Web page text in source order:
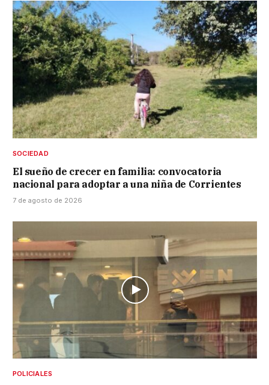
SOCIEDAD
El sueño de crecer en familia: convocatoria
nacional para adoptar a una niña de Corrientes
7 de agosto de 2026
POLICIALES